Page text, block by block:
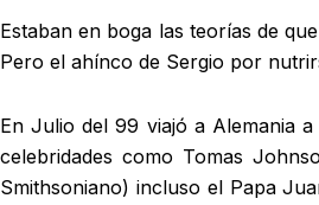
Estaban en boga las teorías de
Pero el ahínco de Sergio por
En Julio del 99 viajó a Alemania
celebridades como Tomas
Smithsoniano) incluso el Papa